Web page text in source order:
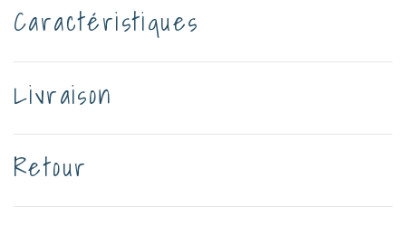
Caractéristiques
Livraison
Retour